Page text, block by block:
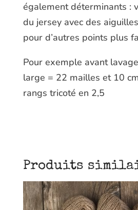
également déterminants :
du jersey avec des
pour d’autres points plus
Pour exemple avant
large = 22 mailles et 10
rangs tricoté en 2,5
Produits